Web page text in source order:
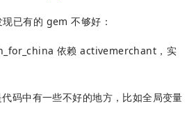
已有的 gem 不够好：
依赖 activemerchant，实
码中有一些不好的地方，比如全局变量